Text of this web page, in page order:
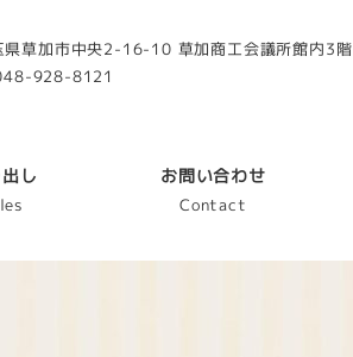
県草加市中央2-16-10 草加商工会議所館内3階
928-8121
し お問い合わせ
Contact